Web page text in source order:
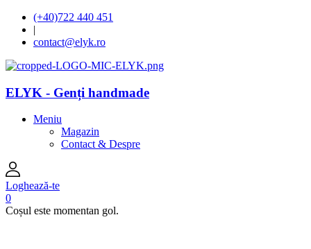
(+40)722 440 451
|
contact@elyk.ro
ELYK - Genți handmade
Meniu
Magazin
Contact & Despre
Loghează-te
0
Coșul este momentan gol.